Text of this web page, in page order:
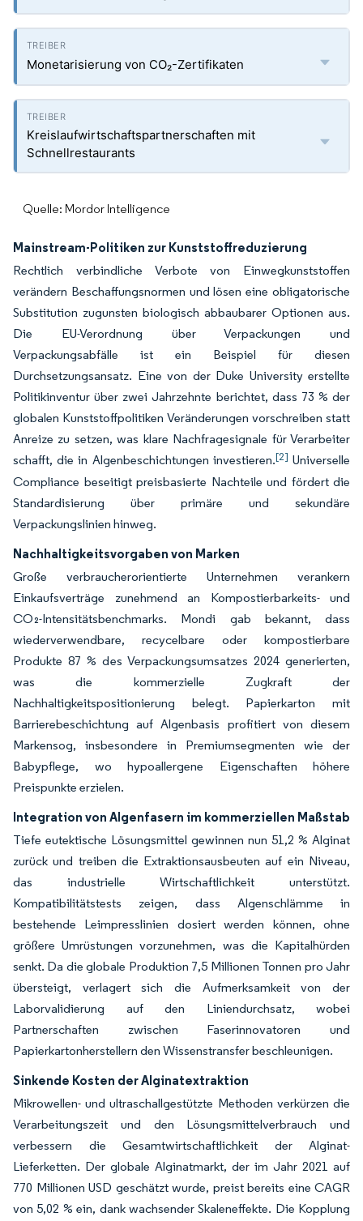
Monetarisierung von CO₂-Zertifikaten
Kreislaufwirtschaftspartnerschaften mit
Schnellrestaurants
Quelle: Mordor Intelligence
Mainstream-Politiken zur Kunststoffreduzierung
Rechtlich verbindliche Verbote von Einwegkunststoffen
verändern Beschaffungsnormen und lösen eine obligatorische
Substitution zugunsten biologisch abbaubarer Optionen aus.
Die EU-Verordnung über Verpackungen und
Verpackungsabfälle ist ein Beispiel für diesen
Durchsetzungsansatz. Eine von der Duke University erstellte
Politikinventur über zwei Jahrzehnte berichtet, dass 73 % der
globalen Kunststoffpolitiken Veränderungen vorschreiben statt
Anreize zu setzen, was klare Nachfragesignale für Verarbeiter
schafft, die in Algenbeschichtungen investieren.[2] Universelle
Compliance beseitigt preisbasierte Nachteile und fördert die
Standardisierung über primäre und sekundäre
Verpackungslinien hinweg.
Nachhaltigkeitsvorgaben von Marken
Große verbraucherorientierte Unternehmen verankern
Einkaufsverträge zunehmend an Kompostierbarkeits- und
CO₂-Intensitätsbenchmarks. Mondi gab bekannt, dass
wiederverwendbare, recycelbare oder kompostierbare
Produkte 87 % des Verpackungsumsatzes 2024 generierten,
was die kommerzielle Zugkraft der
Nachhaltigkeitspositionierung belegt. Papierkarton mit
Barrierebeschichtung auf Algenbasis profitiert von diesem
Markensog, insbesondere in Premiumsegmenten wie der
Babypflege, wo hypoallergene Eigenschaften höhere
Preispunkte erzielen.
Integration von Algenfasern im kommerziellen Maßstab
Tiefe eutektische Lösungsmittel gewinnen nun 51,2 % Alginat
zurück und treiben die Extraktionsausbeuten auf ein Niveau,
das industrielle Wirtschaftlichkeit unterstützt.
Kompatibilitätstests zeigen, dass Algenschlämme in
bestehende Leimpresslinien dosiert werden können, ohne
größere Umrüstungen vorzunehmen, was die Kapitalhürden
senkt. Da die globale Produktion 7,5 Millionen Tonnen pro Jahr
übersteigt, verlagert sich die Aufmerksamkeit von der
Laborvalidierung auf den Liniendurchsatz, wobei
Partnerschaften zwischen Faserinnovatoren und
Papierkartonherstellern den Wissenstransfer beschleunigen.
Sinkende Kosten der Alginatextraktion
Mikrowellen- und ultraschallgestützte Methoden verkürzen die
Verarbeitungszeit und den Lösungsmittelverbrauch und
verbessern die Gesamtwirtschaftlichkeit der Alginat-
Lieferketten. Der globale Alginatmarkt, der im Jahr 2021 auf
770 Millionen USD geschätzt wurde, preist bereits eine CAGR
von 5,02 % ein, dank wachsender Skaleneffekte. Die Kopplung